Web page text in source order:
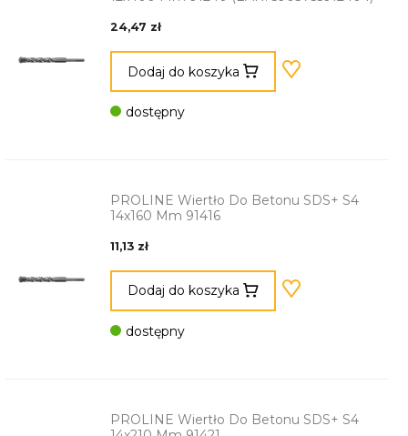
24,47 zł
Dodaj do koszyka
dostępny
PROLINE Wiertło Do Betonu SDS+ S4
14x160 Mm 91416
11,13 zł
Dodaj do koszyka
dostępny
PROLINE Wiertło Do Betonu SDS+ S4